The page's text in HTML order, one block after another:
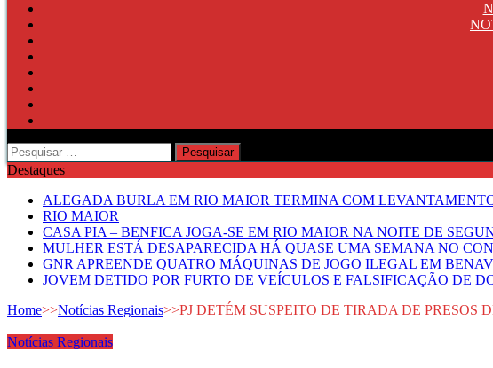
Pesquisar
por:
Destaques
ALEGADA BURLA EM RIO MAIOR TERMINA COM
RIO MAIOR
CASA PIA – BENFICA JOGA-SE EM RIO MAIOR NA NOITE DE
MULHER ESTÁ DESAPARECIDA HÁ QUASE UMA SEMANA NO
GNR APREENDE QUATRO MÁQUINAS DE JOGO ILEGAL EM
JOVEM DETIDO POR FURTO DE VEÍCULOS E FALSIFICAÇÃO DE
Home>>Notícias Regionais>>PJ DETÉM SUSPEITO DE TIRADA DE PRESOS
Notícias Regionais